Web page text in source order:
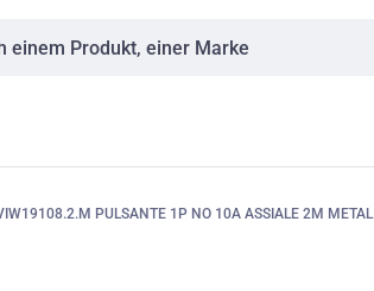
PULSANTE 1P NO 10A ASSIALE 2M METAL